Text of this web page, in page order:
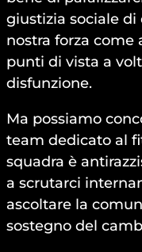
giustizia sociale
nostra forza come
punti di vista a
disfunzione.
Ma possiamo
team dedicato al
squadra è
a scrutarci
ascoltare la
sostegno del